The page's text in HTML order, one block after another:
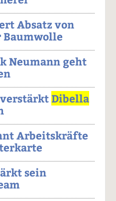
Absatz von
Neumann geht
Dibella
Arbeitskräfte
sein